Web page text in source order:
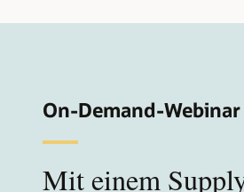
On-Demand-Webinar
Mit einem